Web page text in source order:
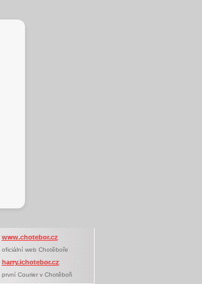
www.chotebor.cz
oficiální web Chotěboře
harry.ichotebor.cz
první Courier v Chotěboři